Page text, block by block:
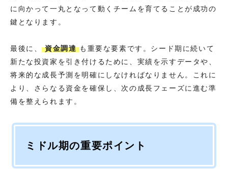
に向かって一丸となって動くチームを育てることが成功の
鍵となります。
最後に、資金調達も重要な要素です。シード期に続いて
新たな投資家を引き付けるために、実績を示すデータや、
将来的な成長予測を明確にしなければなりません。これに
より、さらなる資金を確保し、次の成長フェーズに進む準
備を整えられます。
ミドル期の重要ポイント